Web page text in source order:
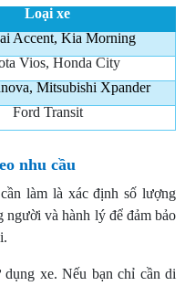
Loại xe
Accent, Kia Morning
Vios, Honda City
Mitsubishi Xpander
Ford Transit
nhu cầu
làm là xác định số lượng
và hành lý để đảm bảo
xe. Nếu bạn chỉ cần di